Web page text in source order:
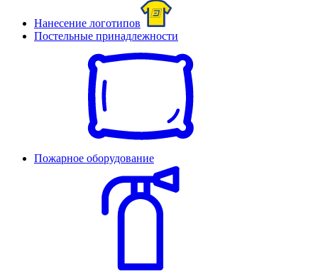
Нанесение логотипов
Постельные принадлежности
Пожарное оборудование